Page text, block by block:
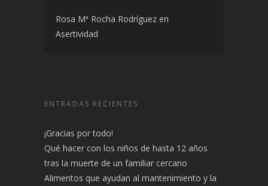
Rosa Mª Rocha Rodríguez en
Asertividad
ENTRADAS RECIENTES
¡Gracias por todo!
Qué hacer con los niños de hasta 12 años
tras la muerte de un familiar cercano
Alimentos que ayudan al mantenimiento y la